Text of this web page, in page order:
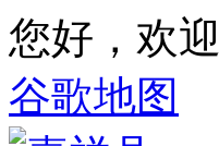
您好，欢
谷歌地图